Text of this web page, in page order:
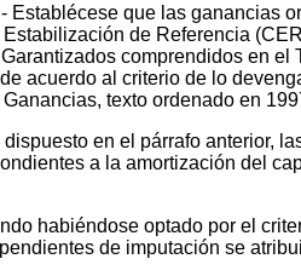
Establécese que las ganancias
de Referencia
comprendidos en
acuerdo al criterio de lo
Ganancias, texto ordenado en
dispuesto en el párrafo anterior,
a la amortización del
habiéndose optado por el
de imputación se